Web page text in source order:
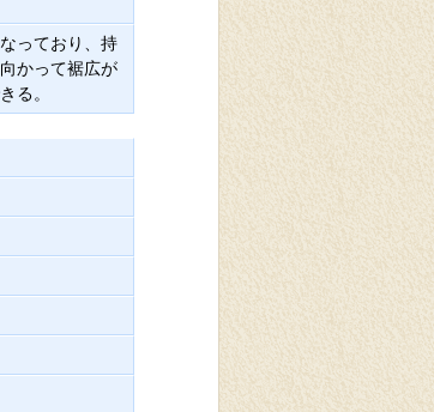
っており、持
かって裾広が
る。